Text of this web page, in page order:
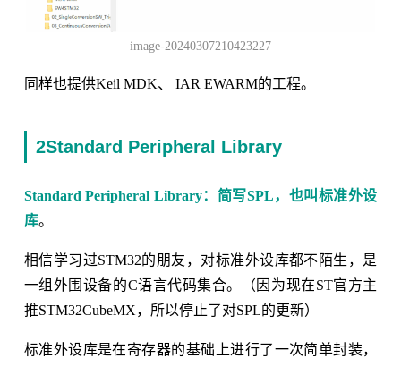
image-20240307210423227
同样也提供Keil MDK、 IAR EWARM的工程。
2Standard Peripheral Library
Standard Peripheral Library：简写SPL，也叫标准外设
库。
相信学习过STM32的朋友，对标准外设库都不陌生，是
一组外围设备的C语言代码集合。（因为现在ST官方主
推STM32CubeMX，所以停止了对SPL的更新）
标准外设库是在寄存器的基础上进行了一次简单封装，